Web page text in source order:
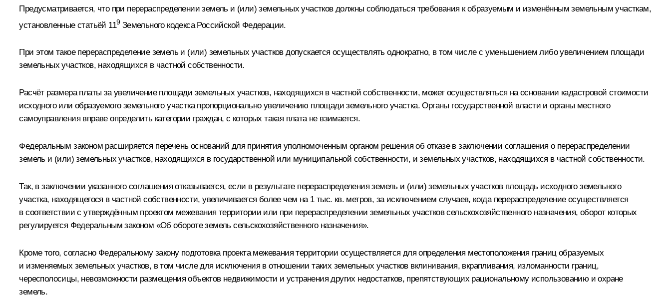
Предусматривается, что при перераспределении земель и (или) земельных участков должны соблюдаться требования к образуемым и изменённым земельным участкам,
установленные статьёй 119Земельного кодекса Российской Федерации.
При этом такое перераспределение земель и (или) земельных участков допускается осуществлять однократно, в том числе с уменьшением либо увеличением площади
земельных участков, находящихся в частной собственности.
Расчёт размера платы за увеличение площади земельных участков, находящихся в частной собственности, может осуществляться на основании кадастровой стоимости
исходного или образуемого земельного участка пропорционально увеличению площади земельного участка. Органы государственной власти и органы местного
самоуправления вправе определить категории граждан, с которых такая плата не взимается.
Федеральным законом расширяется перечень оснований для принятия уполномоченным органом решения об отказе в заключении соглашения о перераспределении
земель и (или) земельных участков, находящихся в государственной или муниципальной собственности, и земельных участков, находящихся в частной собственности.
Так, в заключении указанного соглашения отказывается, если в результате перераспределения земель и (или) земельных участков площадь исходного земельного
участка, находящегося в частной собственности, увеличивается более чем на 1 тыс. кв. метров, за исключением случаев, когда перераспределение осуществляется
в соответствии с утверждённым проектом межевания территории или при перераспределении земельных участков сельскохозяйственного назначения, оборот которых
регулируется Федеральным законом «Об обороте земель сельскохозяйственного назначения».
Кроме того, согласно Федеральному закону подготовка проекта межевания территории осуществляется для определения местоположения границ образуемых
и изменяемых земельных участков, в том числе для исключения в отношении таких земельных участков вклинивания, вкрапливания, изломанности границ,
чересполосицы, невозможности размещения объектов недвижимости и устранения других недостатков, препятствующих рациональному использованию и охране
земель.